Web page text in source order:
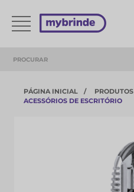
PÁGINA INICIAL PRODUTOS
ACESSÓRIOS DE ESCRITÓRIO